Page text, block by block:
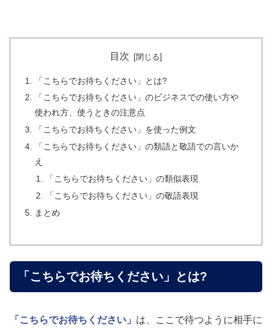
目次
「こちらでお待ちください」とは?
「こちらでお待ちください」のビジネスでの使い方や
使われ方、使うときの注意点
「こちらでお待ちください」を使った例文
「こちらでお待ちください」の類語と敬語での言いか
え
「こちらでお待ちください」の類似表現
「こちらでお待ちください」の敬語表現
まとめ
「こちらでお待ちください」とは?
「こちらでお待ちください」 は、ここで待つように相手に